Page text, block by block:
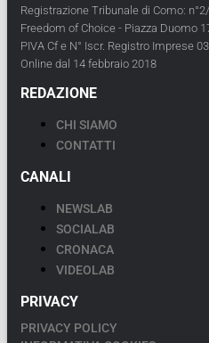
Registrazione Tribunale di Como:
Freedom of Choice - Piazza Duomo
PIVA Cf e N° Iscr. Registro Imprese
Online dal 14 febbraio 2018
REDAZIONE
CHI SIAMO
CONTATTI
CANALI
NEWSLAB
SOCIALAB
CRONACA
VIDEOLAB
PRIVACY
PRIVACY POLICY